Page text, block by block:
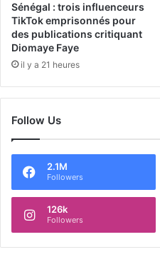
Sénégal : trois influenceurs
TikTok emprisonnés pour
des publications critiquant
Diomaye Faye
il y a 21 heures
Follow Us
2.1M
Followers
126k
Followers